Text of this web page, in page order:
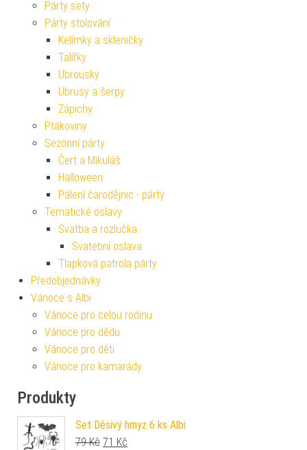
Párty sety
Párty stolování
Kelímky a skleničky
Talířky
Ubrousky
Ubrusy a šerpy
Zápichy
Ptákoviny
Sezónní párty
Čert a Mikuláš
Halloween
Pálení čarodějnic - párty
Tematické oslavy
Svatba a rozlučka
Svatební oslava
Tlapková patrola párty
Předobjednávky
Vánoce s Albi
Vánoce pro celou rodinu
Vánoce pro dědu
Vánoce pro děti
Vánoce pro kamarády
Produkty
Set Děsivý hmyz 6 ks Albi
79Kč Původní cena byla: 79 Kč.
71 Kč